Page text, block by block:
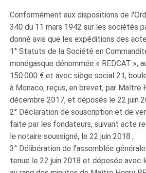
Conformément aux dispositions de
340 du 11 mars 1942 sur les sociétés
donné avis que les expéditions des
1° Statuts de la Société en
monégasque dénommée « REDCAT »,
150.000 € et avec siège social 21,
à Monaco, reçus, en brevet, par Maître
décembre 2017, et déposés le 22 juin
2° Déclaration de souscription et de
faite par les fondateurs, suivant acte
le notaire soussigné, le 22 juin 2018 ;
3° Délibération de l'assemblée
tenue le 22 juin 2018 et déposée avec